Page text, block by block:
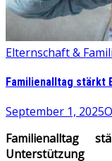
Elternschaft &
Familienalltag stärkt
September 1, 2025
Familienalltag
Unterstützung